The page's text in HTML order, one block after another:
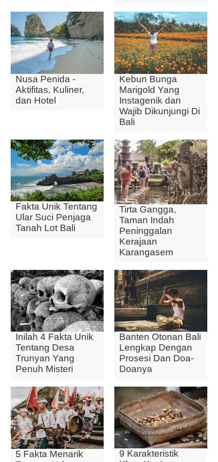
Nusa Penida -
Aktifitas, Kuliner,
dan Hotel
Kebun Bunga
Marigold Yang
Instagenik dan
Wajib Dikunjungi Di
Bali
Fakta Unik Tentang
Ular Suci Penjaga
Tanah Lot Bali
Tirta Gangga,
Taman Indah
Peninggalan
Kerajaan
Karangasem
Inilah 4 Fakta Unik
Tentang Desa
Trunyan Yang
Penuh Misteri
Banten Otonan Bali
Lengkap Dengan
Prosesi Dan Doa-
Doanya
5 Fakta Menarik
9 Karakteristik